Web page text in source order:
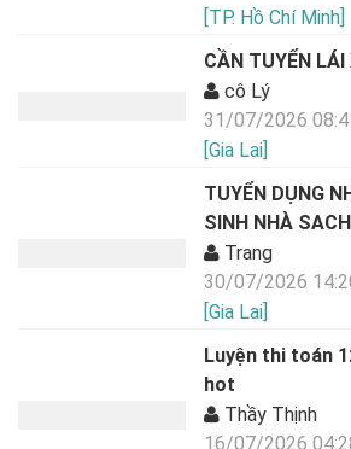
[TP. Hồ Chí Minh]
CẦN TUYỂN LÁI
cô Lý
31/07/2026
[Gia Lai]
TUYỂN DỤNG
SINH NHÀ
Trang
30/07/2026
[Gia Lai]
Luyện thi toán
hot
Thầy Thịnh
16/07/2026